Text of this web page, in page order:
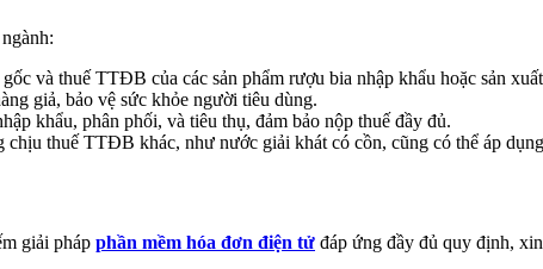
và thuế TTĐB của các sản phẩm rượu bia nhập khẩu hoặc sản
giả, bảo vệ sức khỏe người tiêu dùng.
khẩu, phân phối, và tiêu thụ, đảm bảo nộp thuế đầy đủ.
chịu thuế TTĐB khác, như nước giải khát có cồn, cũng có thể áp
giải pháp phần mềm hóa đơn điện tử đáp ứng đầy đủ quy định,